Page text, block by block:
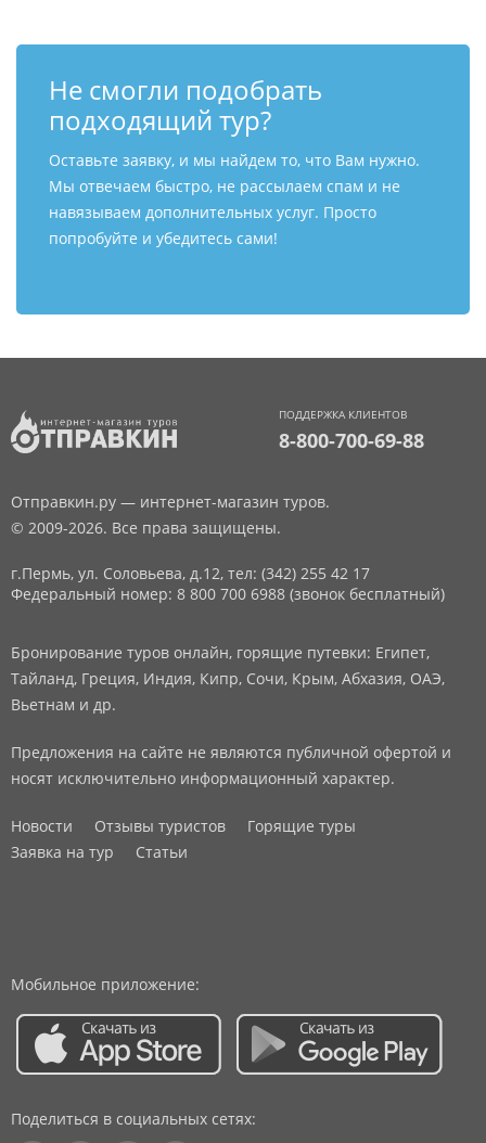
Не смогли подобрать
подходящий тур?
Оставьте заявку, и мы найдем то, что Вам нужно.
Мы отвечаем быстро, не рассылаем спам и не
навязываем дополнительных услуг. Просто
попробуйте и убедитесь сами!
ПОДДЕРЖКА КЛИЕНТОВ
8-800-700-69-88
Отправкин.ру — интернет-магазин туров.
© 2009-2026. Все права защищены.
г.Пермь, ул. Соловьева, д.12, тел: (342) 255 42 17
Федеральный номер: 8 800 700 6988 (звонок бесплатный)
Бронирование туров онлайн, горящие путевки: Египет,
Тайланд, Греция, Индия, Кипр, Сочи, Крым, Абхазия, ОАЭ,
Вьетнам и др.
Предложения на сайте не являются публичной офертой и
носят исключительно информационный характер.
Новости Отзывы туристов
Горящие туры
Заявка на тур
Статьи
Мобильное приложение:
Поделиться в социальных сетях: